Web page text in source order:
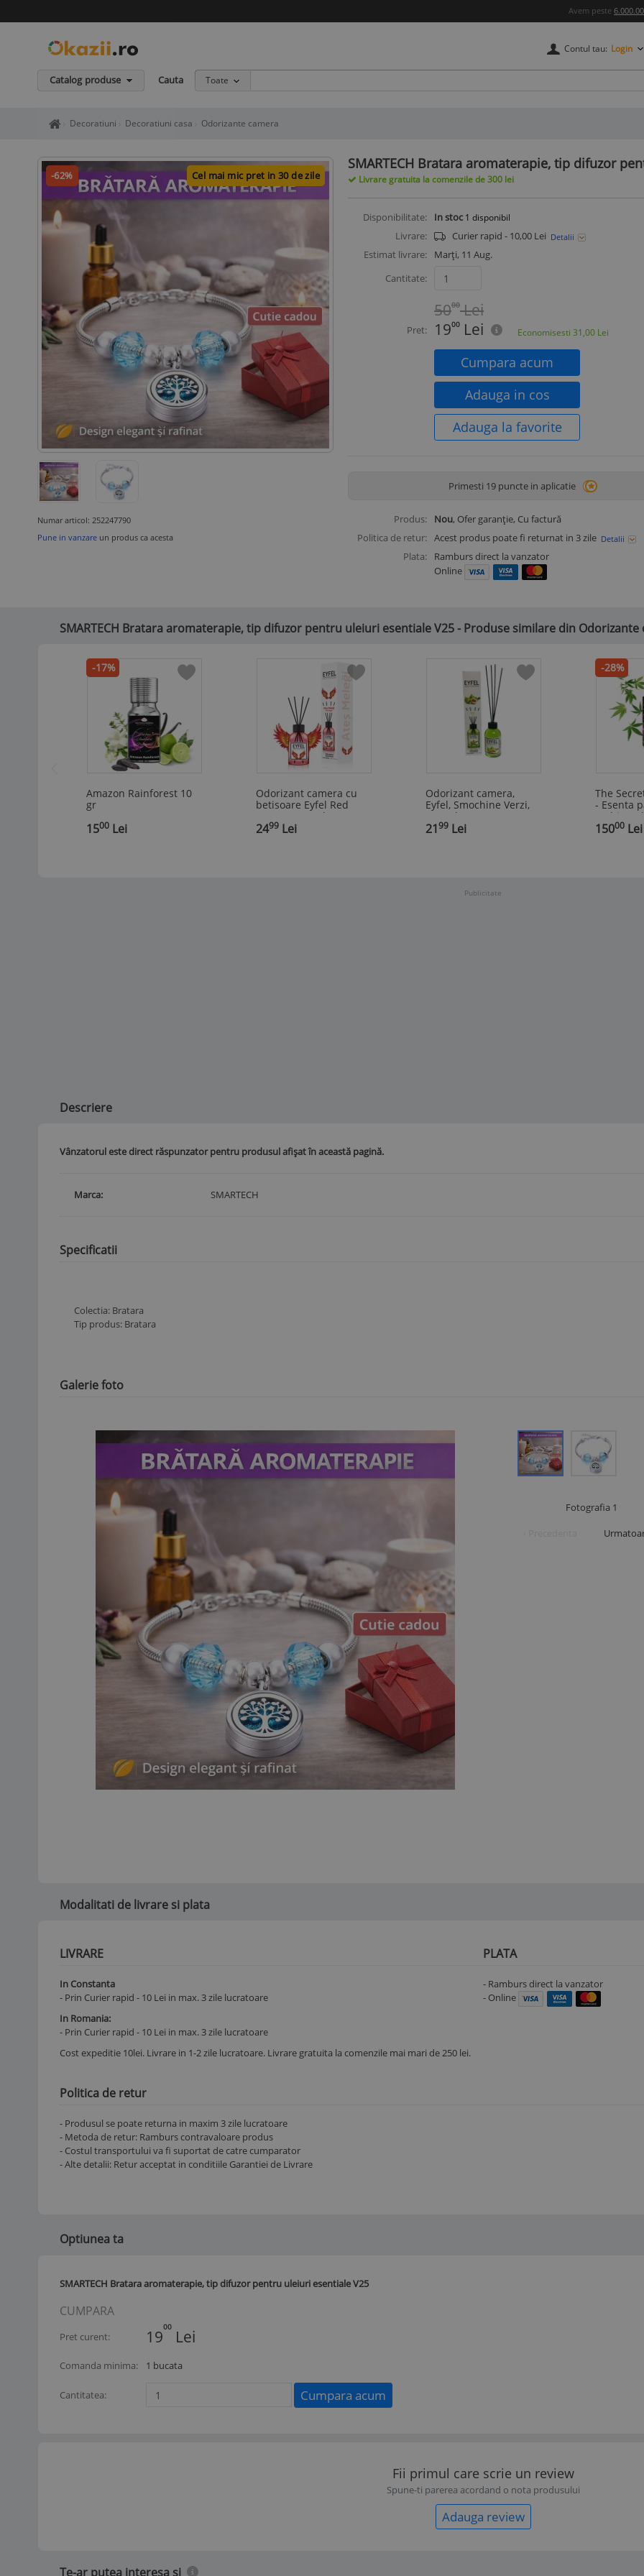
Avem peste
Contul tau: Login
Catalog produse Cauta Toate
Home page okazii.ro - Cumperi in siguranta de la vanzatori de incredere
Decoratiuni Decoratiuni casa Odorizante camera
-62% Cel mai mic pret in 30 de zile
Numar articol: 252247790
Pune in vanzare un produs ca acesta
SMARTECH Bratara aromaterapie, tip difuzor
Livrare gratuita la comenzile de 300 lei
Disponibilitate: In stoc 1 disponibil
Livrare: Curier rapid - 10,00 Lei Detalii
Estimat livrare:
Marți, 11 Aug.
Cantitate:
Pret:
5000 Lei
1900 Lei Economisesti 31,00 Lei
Cumpara acum
Adauga in cos
Adauga la favorite
Primesti 19 puncte in aplicatie
Produs: Nou, Ofer garanție, Cu factură
Politica de retur: Acest produs poate fi returnat in 3 zile Detalii
Plata:
Ramburs direct la vanzator
Online
SMARTECH Bratara aromaterapie, tip difuzor pentru uleiuri esentiale V25 - Produse similare din Odorizante
-17%
Amazon Rainforest 10
gr
1500 Lei
Odorizant camera cu
betisoare Eyfel Red
Dragon, 120ml
2499 Lei
Odorizant camera,
Eyfel, Smochine Verzi,
110 ml
2199 Lei
-28%
The
- Esenta
15000 Lei
Publicitate
Descriere
Vânzatorul este direct răspunzator pentru produsul afișat în această pagină.
Marca SMARTECH
Specificatii
Colectia: Bratara
Tip produs: Bratara
Galerie foto
Fotografia 1
Modalitati de livrare si plata
LIVRARE
In Constanta
- Prin Curier rapid - 10 Lei in max. 3 zile lucratoare
In Romania:
- Prin Curier rapid - 10 Lei in max. 3 zile lucratoare
Cost expeditie 10lei. Livrare in 1-2 zile lucratoare. Livrare gratuita la comenzile mai mari de 250 lei.
PLATA
- Ramburs direct la vanzator
- Online
Politica de retur
- Produsul se poate returna in maxim 3 zile lucratoare
- Metoda de retur: Ramburs contravaloare produs
- Costul transportului va fi suportat de catre cumparator
- Alte detalii: Retur acceptat in conditiile Garantiei de Livrare
Optiunea ta
SMARTECH Bratara aromaterapie, tip difuzor pentru uleiuri esentiale V25
CUMPARA
Pret curent: 1900 Lei
Comanda minima: 1 bucata
Cantitatea: Cumpara acum
Fii primul care scrie un review
Spune-ti parerea acordand o nota produsului
Adauga review
Te-ar putea interesa si